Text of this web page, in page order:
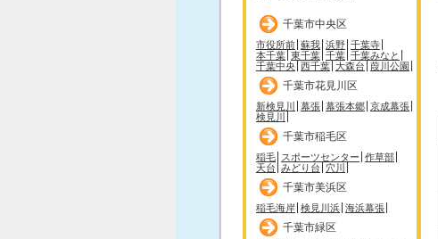
千葉市中央区
市役所前 蘇我 浜野 千葉寺
本千葉 東千葉 千葉 千葉みなと
千葉中央 西千葉 大森台 葭川公園
千葉市花見川区
新検見川 幕張 幕張本郷 京成幕張
検見川
千葉市稲毛区
稲毛 スポーツセンター 作草部
天台 みどり台 穴川
千葉市美浜区
稲毛海岸 検見川浜 海浜幕張
千葉市緑区